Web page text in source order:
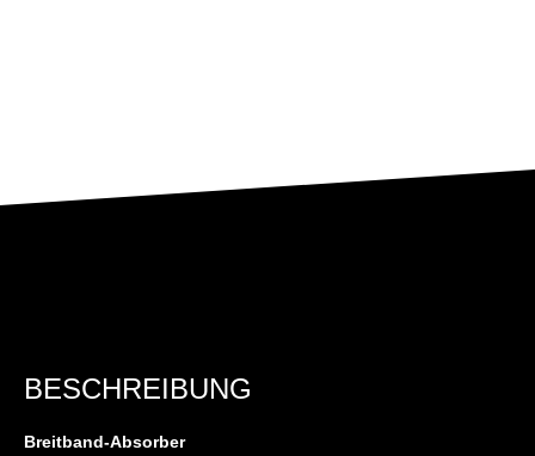
BESCHREIBUNG
Breitband-Absorber